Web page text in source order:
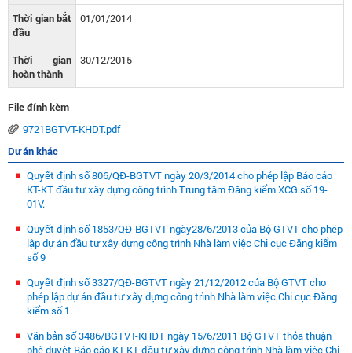
Thời gian bắt
đầu
01/01/2014
Thời gian
hoàn thành
30/12/2015
File đính kèm
9721BGTVT-KHDT.pdf
Dự án khác
Quyết định số 806/QĐ-BGTVT ngày 20/3/2014 cho phép lập Báo cáo
KT-KT đầu tư xây dựng công trình Trung tâm Đăng kiểm XCG số 19-
01V.
Quyết định số 1853/QĐ-BGTVT ngày28/6/2013 của Bộ GTVT cho phép
lập dự án đầu tư xây dựng công trình Nhà làm việc Chi cục Đăng kiểm
số 9
Quyết định số 3327/QĐ-BGTVT ngày 21/12/2012 của Bộ GTVT cho
phép lập dự án đầu tư xây dựng công trình Nhà làm việc Chi cục Đăng
kiểm số 1.
Văn bản số 3486/BGTVT-KHĐT ngày 15/6/2011 Bộ GTVT thỏa thuận
phê duyệt Báo cáo KT-KT đầu tư xây dựng công trình Nhà làm việc Chi